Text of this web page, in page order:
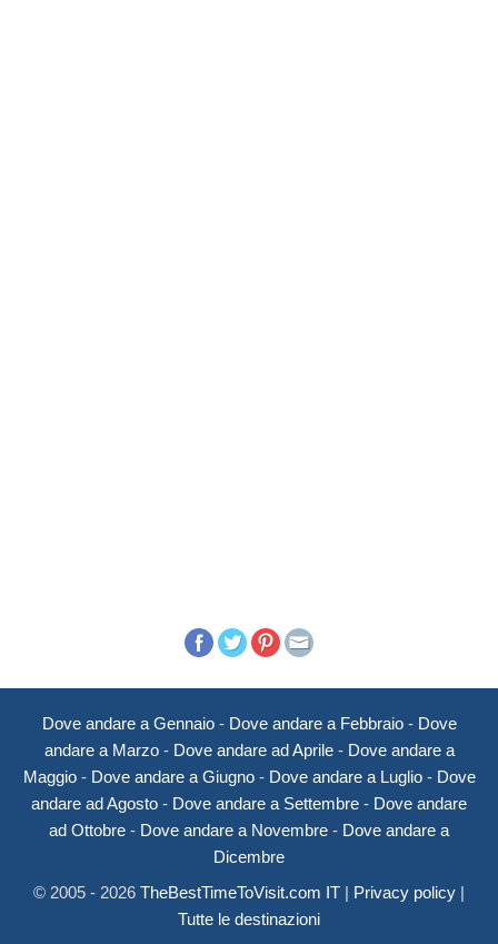
Dove andare a Gennaio- Dove andare a Febbraio- Dove
andare a Marzo- Dove andare ad Aprile- Dove andare a
Maggio- Dove andare a Giugno- Dove andare a Luglio- Dove
andare ad Agosto - Dove andare a Settembre - Dove andare
ad Ottobre - Dove andare a Novembre - Dove andare a
Dicembre
© 2005 - 2026 TheBestTimeToVisit.com IT | Privacy policy |
Tutte le destinazioni